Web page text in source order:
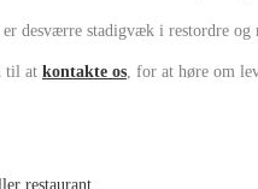
desværre stadigvæk i restordre og
til at kontakte os , for at høre om